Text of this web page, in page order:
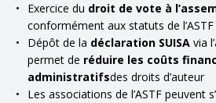
Exercice du droit de vote à
conformément aux statuts de l’ASTF
Dépôt de la déclaration SUISA via
permet de réduire les coûts
administratifsdes droits d’auteur
Les associations de l’ASTF peuvent